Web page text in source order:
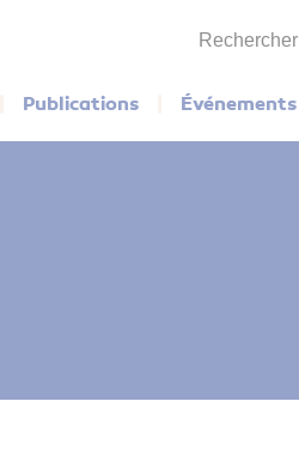
Rechercher
Publications Événements